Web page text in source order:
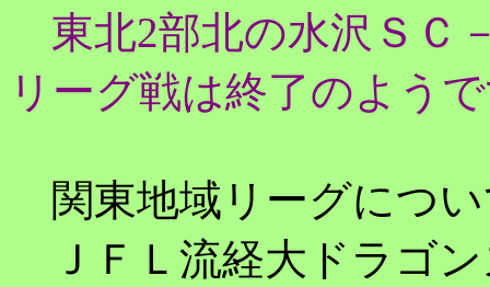
東北2部北の水沢ＳＣ
リーグ戦は終了のよう
関東地域リーグにつ
ＪＦＬ流経大ドラゴ